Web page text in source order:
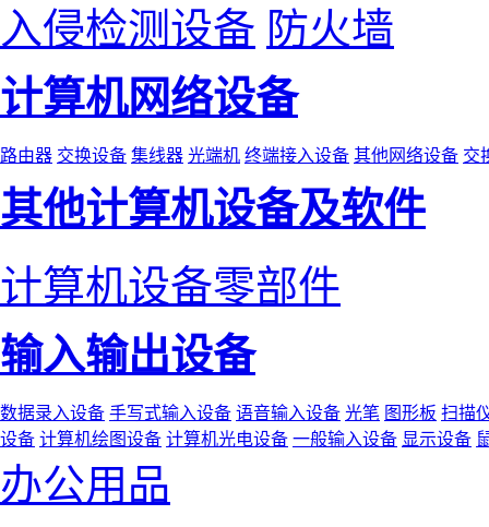
入侵检测设备 防火墙
计算机网络设备
路由器 交换设备 集线器 光端机 终端接入设备 其他网络设备 交
其他计算机设备及软件
计算机设备零部件
输入输出设备
数据录入设备 手写式输入设备 语音输入设备 光笔 图形板 扫描
设备 计算机绘图设备 计算机光电设备 一般输入设备 显示设备
办公用品